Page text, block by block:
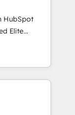
using
for
to
-In-house
HubSpot
we
and minimize
to